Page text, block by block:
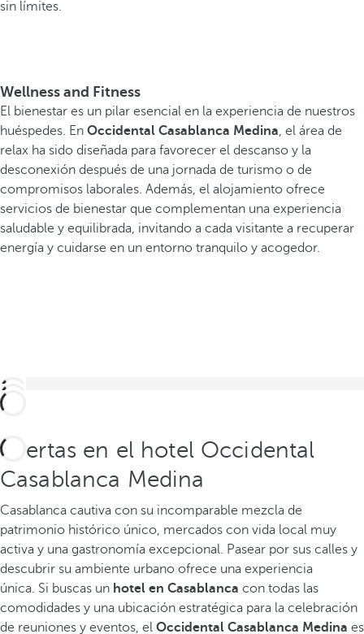
sin límites.
Wellness and Fitness
El bienestar es un pilar esencial en la experiencia de nuestros
huéspedes. En Occidental Casablanca Medina, el área de
relax ha sido diseñada para favorecer el descanso y la
desconexión después de una jornada de turismo o de
compromisos laborales. Además, el alojamiento ofrece
servicios de bienestar que complementan una experiencia
saludable y equilibrada, invitando a cada visitante a recuperar
energía y cuidarse en un entorno tranquilo y acogedor.
Ofertas en el hotel Occidental
Casablanca Medina
Casablanca cautiva con su incomparable mezcla de
patrimonio histórico único, mercados con vida local muy
activa y una gastronomía excepcional. Pasear por sus calles y
descubrir su ambiente urbano ofrece una experiencia
única. Si buscas un hotel en Casablanca con todas las
comodidades y una ubicación estratégica para la celebración
de reuniones y eventos, el Occidental Casablanca Medina es